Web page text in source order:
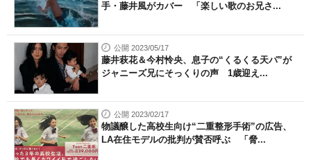
手・藤井風がカバー 「楽しい歌のお兄さ...
公開 2023/05/17
藤井萩花＆今村怜央、息子の“くるくる天パ”が
ジャニーズ兄にそっくりの声 1歳迎え...
公開 2023/02/17
物議醸した高校生向け“二重整形手術”の広告、
LA在住モデルの批判が賛否呼ぶ 「脅...